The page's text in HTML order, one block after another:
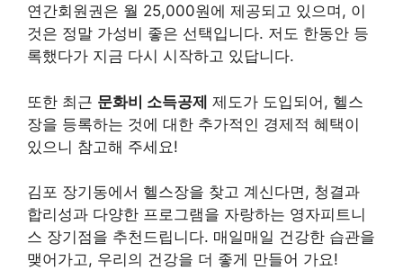
연간회원권은 월 25,000원에 제공되고 있으며, 이
것은 정말 가성비 좋은 선택입니다. 저도 한동안 등
록했다가 지금 다시 시작하고 있답니다.
또한 최근 문화비 소득공제 제도가 도입되어, 헬스
장을 등록하는 것에 대한 추가적인 경제적 혜택이
있으니 참고해 주세요!
김포 장기동에서 헬스장을 찾고 계신다면, 청결과
합리성과 다양한 프로그램을 자랑하는 영자피트니
스 장기점을 추천드립니다. 매일매일 건강한 습관을
맺어가고, 우리의 건강을 더 좋게 만들어 가요!